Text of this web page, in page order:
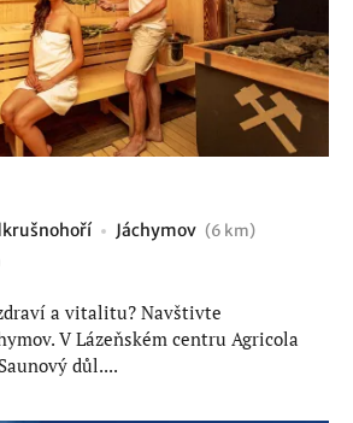
Jáchymov (6 km)
a vitalitu? Navštivte
V Lázeňském centru Agricola
důl....